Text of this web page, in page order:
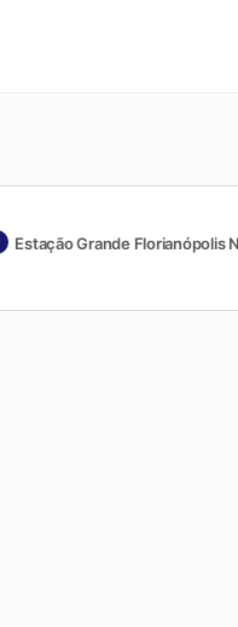
Estação Grande Florianópolis